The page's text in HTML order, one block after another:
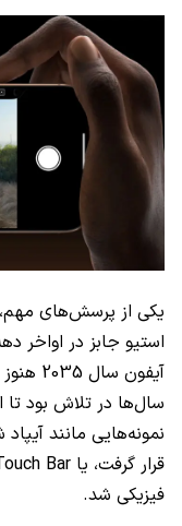
یکی از پرسش‌های مهم،
سال‌ها در تلاش بود
نمونه‌هایی مانند
فیزیکی شد.